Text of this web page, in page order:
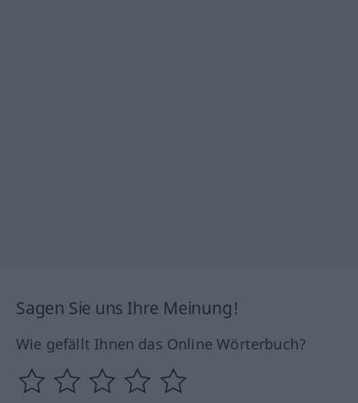
Sagen Sie uns Ihre Meinung!
Wie gefällt Ihnen das Online Wörterbuch?